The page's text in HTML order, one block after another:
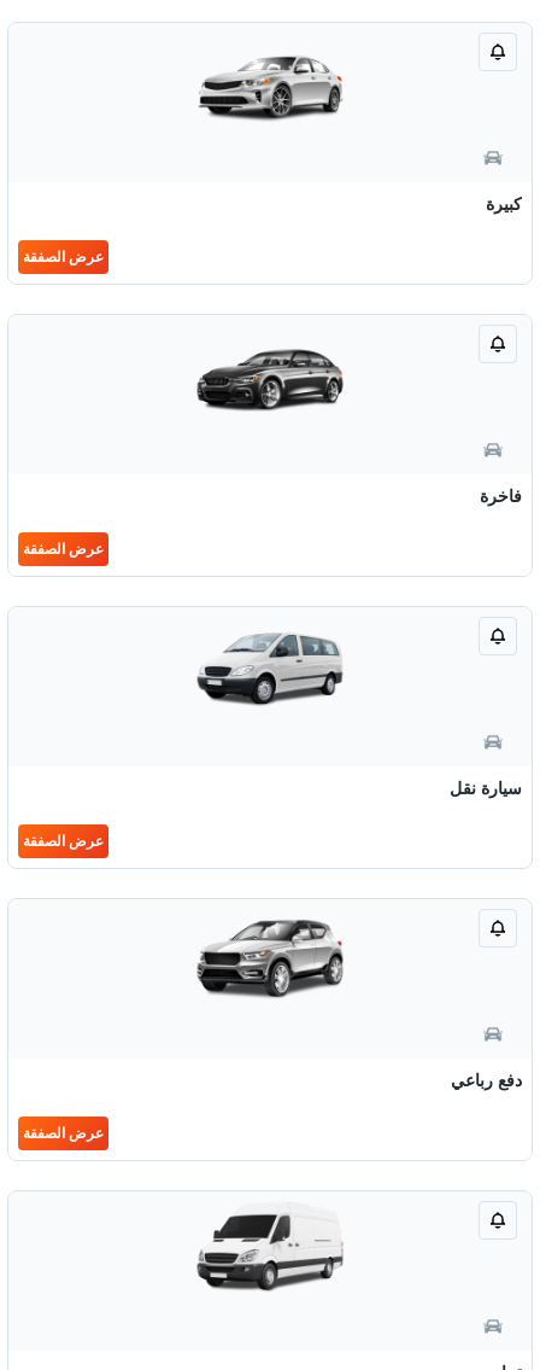
كبيرة
عرض الصفقة
فاخرة
عرض الصفقة
سيارة نقل
عرض الصفقة
دفع رباعي
عرض الصفقة